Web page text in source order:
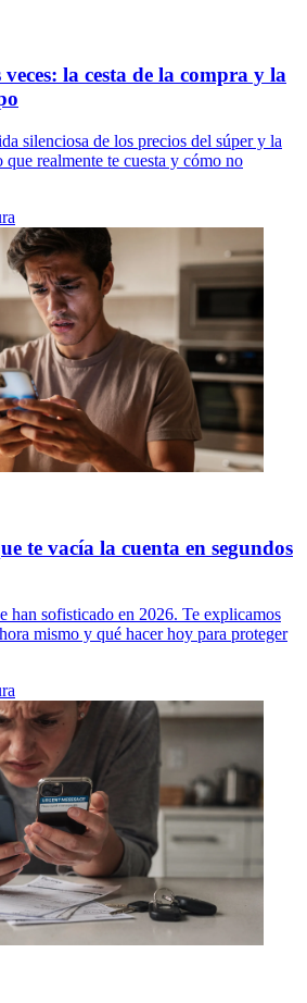
la cesta de la compra y la
silenciosa de los precios del súper y la
realmente te cuesta y cómo no
te vacía la cuenta en segundos
han sofisticado en 2026. Te explicamos
mismo y qué hacer hoy para proteger